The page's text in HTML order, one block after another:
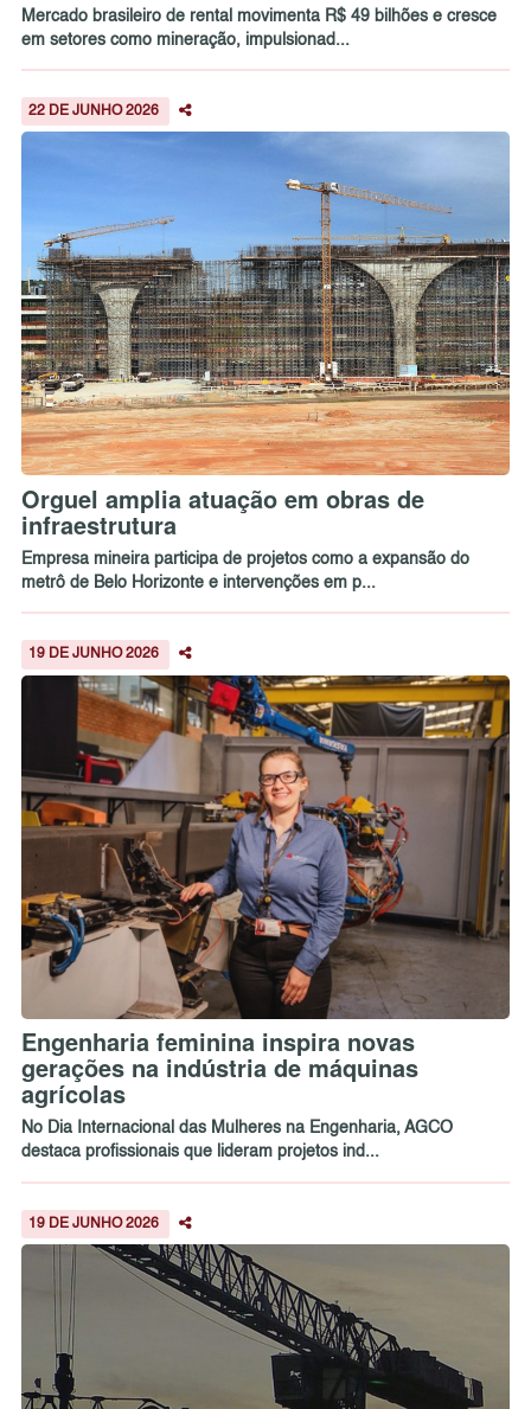
Mercado brasileiro de rental movimenta R$ 49 bilhões e cresce
em setores como mineração, impulsionad...
22 DE JUNHO 2026
Orguel amplia atuação em obras de
infraestrutura
Empresa mineira participa de projetos como a expansão do
metrô de Belo Horizonte e intervenções em p...
19 DE JUNHO 2026
Engenharia feminina inspira novas
gerações na indústria de máquinas
agrícolas
No Dia Internacional das Mulheres na Engenharia, AGCO
destaca profissionais que lideram projetos ind...
19 DE JUNHO 2026